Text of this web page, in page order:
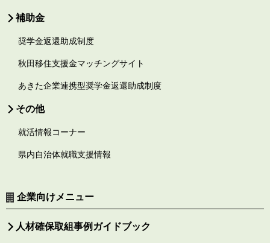
補助金
奨学金返還助成制度
秋田移住支援金マッチングサイト
あきた企業連携型奨学金返還助成制度
その他
就活情報コーナー
県内自治体就職支援情報
企業向けメニュー
人材確保取組事例ガイドブック